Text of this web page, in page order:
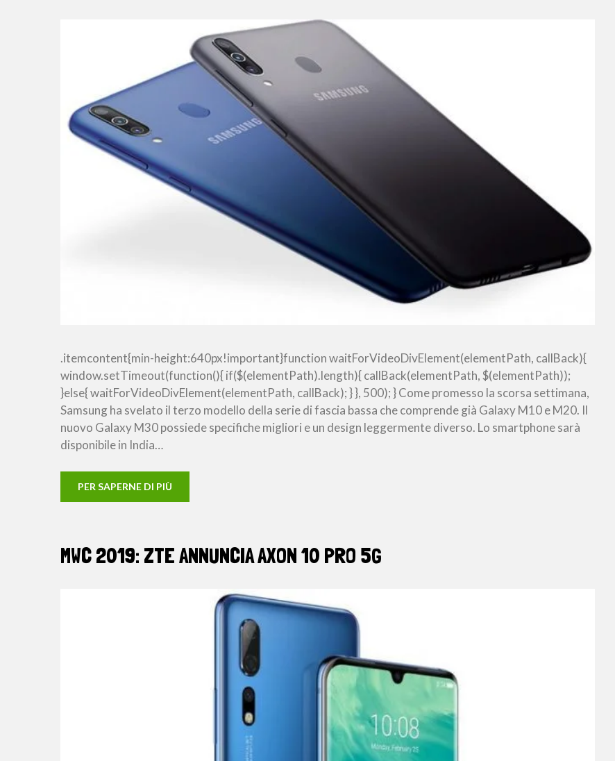
.itemcontent{min-height:640px!important}function waitForVideoDivElement(elementPath, callBack){
window.setTimeout(function(){ if($(elementPath).length){ callBack(elementPath, $(elementPath));
}else{ waitForVideoDivElement(elementPath, callBack); } }, 500); } Come promesso la scorsa settimana,
Samsung ha svelato il terzo modello della serie di fascia bassa che comprende già Galaxy M10 e M20. Il
nuovo Galaxy M30 possiede specifiche migliori e un design leggermente diverso. Lo smartphone sarà
disponibile in India…
PER SAPERNE DI PIÙ
MWC 2019: ZTE ANNUNCIA AXON 10 PRO 5G